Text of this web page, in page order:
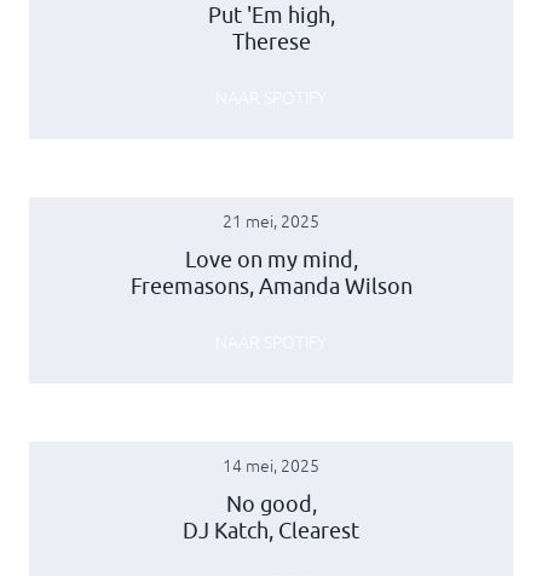
Put 'Em high,
Therese
21 mei, 2025
Love on my mind,
Freemasons, Amanda Wilson
14 mei, 2025
No good,
DJ Katch, Clearest